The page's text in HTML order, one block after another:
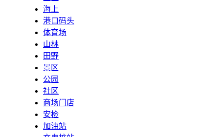
海上
港口码头
体育场
山林
田野
景区
公园
社区
商场门店
安检
加油站